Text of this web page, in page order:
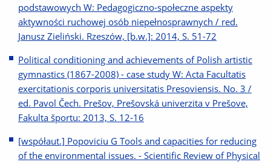
podstawowych W: Pedagogiczno-społeczne aspekty
aktywności ruchowej osób niepełnosprawnych / red.
Janusz Zieliński. Rzeszów, [b.w.]: 2014, S. 51-72
Political conditioning and achievements of Polish artistic
gymnastics (1867-2008) - case study W: Acta Facultatis
exercitationis corporis universitatis Presoviensis. No. 3 /
ed. Pavol Čech. Prešov, Prešovská univerzita v Prešove,
Fakulta športu: 2013, S. 12-16
[współaut.] Popoviciu G Tools and capacities for reducing
of the environmental issues. - Scientific Review of Physical